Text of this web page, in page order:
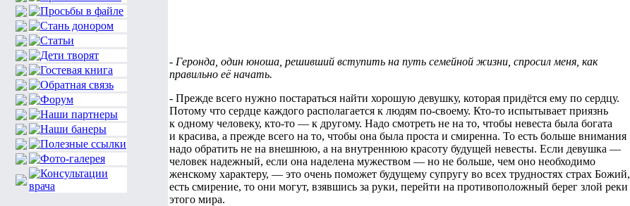
- Геронда, один юноша, решивший вступить на путь семейной жизни, спросил меня, как
правильно её начать.
- Прежде всего нужно постараться найти хорошую девушку, которая придётся ему по сердцу.
Потому что сердце каждого располагается к людям по-своему. Кто-то испытывает приязнь
к одному человеку, кто-то — к другому. Надо смотреть не на то, чтобы невеста была богата
и красива, а прежде всего на то, чтобы она была проста и смиренна. То есть больше внимания
надо обратить не на внешнюю, а на внутреннюю красоту будущей невесты. Если девушка —
человек надежный, если она наделена мужеством — но не больше, чем оно необходимо
женскому характеру, — это очень поможет будущему супругу во всех трудностях страх Божий,
есть смирение, то они могут, взявшись за руки, перейти на противоположный берег злой реки
этого мира.